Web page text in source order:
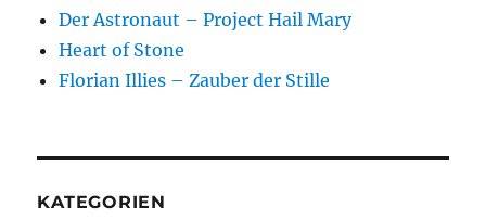
Der Astronaut – Project Hail Mary
Heart of Stone
Florian Illies – Zauber der Stille
KATEGORIEN